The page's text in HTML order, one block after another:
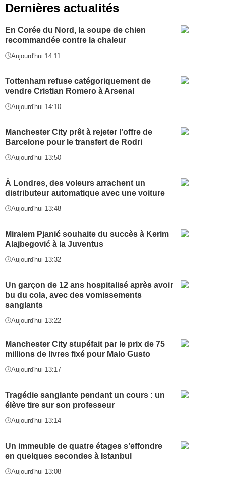
Dernières actualités
En Corée du Nord, la soupe de chien
recommandée contre la chaleur
Aujourd'hui 14:11
Tottenham refuse catégoriquement de
vendre Cristian Romero à Arsenal
Aujourd'hui 14:10
Manchester City prêt à rejeter l’offre de
Barcelone pour le transfert de Rodri
Aujourd'hui 13:50
À Londres, des voleurs arrachent un
distributeur automatique avec une voiture
Aujourd'hui 13:48
Miralem Pjanić souhaite du succès à Kerim
Alajbegović à la Juventus
Aujourd'hui 13:32
Un garçon de 12 ans hospitalisé après avoir
bu du cola, avec des vomissements
sanglants
Aujourd'hui 13:22
Manchester City stupéfait par le prix de 75
millions de livres fixé pour Malo Gusto
Aujourd'hui 13:17
Tragédie sanglante pendant un cours : un
élève tire sur son professeur
Aujourd'hui 13:14
Un immeuble de quatre étages s’effondre
en quelques secondes à Istanbul
Aujourd'hui 13:08